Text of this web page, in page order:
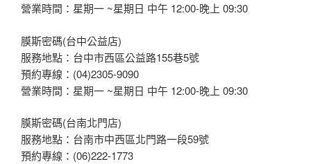
營業時間：星期一 ~星期日 中午 12:00-晚上 09:30
膜斯密碼(台中公益店)
服務地點：台中市西區公益路155巷5號
預約專線：(04)2305-9090
營業時間：星期一 ~星期日 中午 12:00-晚上 09:30
膜斯密碼(台南北門店)
服務地點：台南市中西區北門路一段59號
預約專線：(06)222-1773